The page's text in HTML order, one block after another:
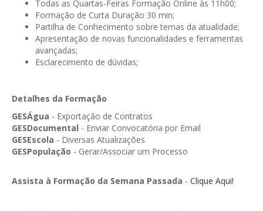
GESInventário
GESSNC-AP
GESSNC-AP Reg. Completo
GESProcesso
Todas as Quartas-Feiras Formação Online às 11h00;
Formação de Curta Duração 30 min;
Partilha de Conhecimento sobre temas da atualidade;
Apresentação de novas funcionalidades e ferramentas
avançadas;
Esclarecimento de dúvidas;
Detalhes da Formação
GESÁgua - Exportação de Contratos
GESDocumental - Enviar Convocatória por Email
GESEscola - Diversas Atualizações
GESPopulação - Gerar/Associar um Processo
Assista à Formação da Semana Passada - Clique Aqui!